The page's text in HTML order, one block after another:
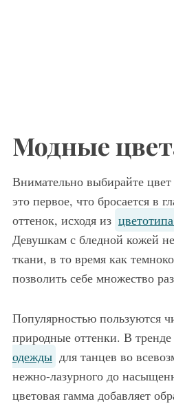
Модные
Внимательно выбирайте цвет
это первое, что бросается в
оттенок, исходя из
Девушкам с бледной кожей
ткани, в то время как
позволить себе множество
Популярностью пользуются
природные оттенки. В
одежды для танцев во
нежно-лазурного до
цветовая гамма добавляет